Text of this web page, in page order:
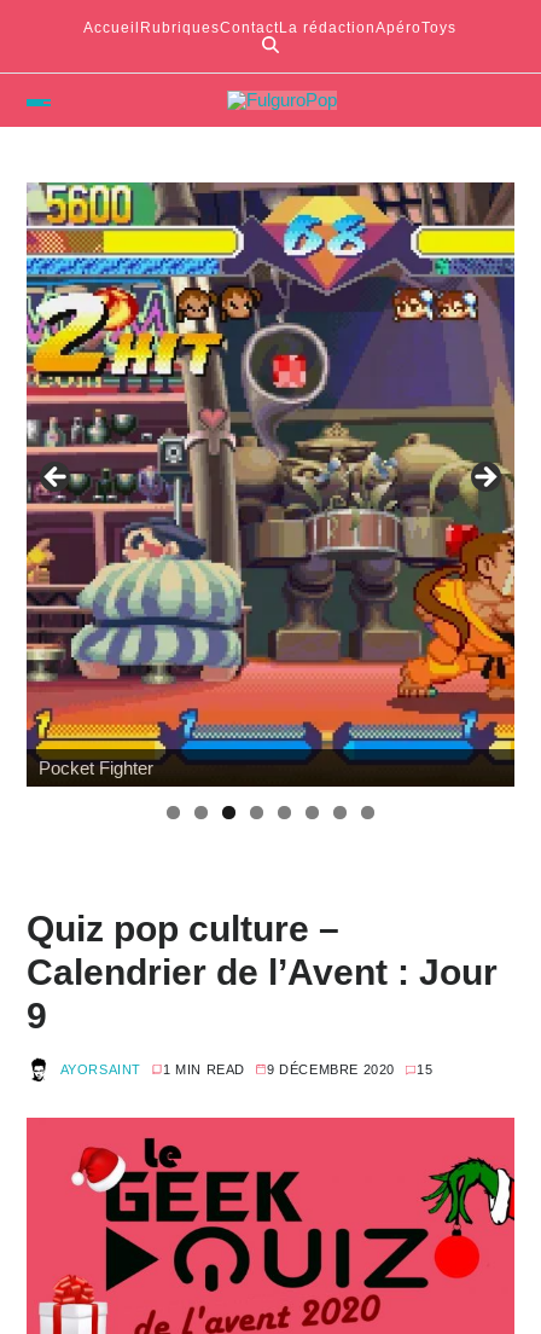
Accueil RubriquesContactLa rédactionApéroToys
Pocket Fighter
Quiz pop culture –
Calendrier de l’Avent : Jour
9
AYORSAINT 1 MIN READ 9 DÉCEMBRE 2020 15